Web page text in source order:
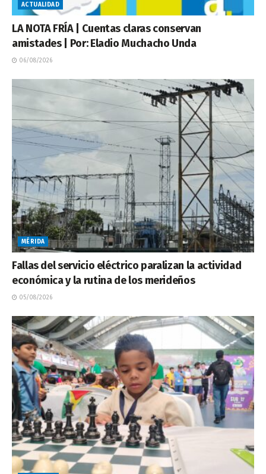
ACTUALIDAD
LA NOTA FRÍA | Cuentas claras conservan
amistades | Por: Eladio Muchacho Unda
06/08/2026
MÉRIDA
Fallas del servicio eléctrico paralizan la actividad
económica y la rutina de los merideños
05/08/2026